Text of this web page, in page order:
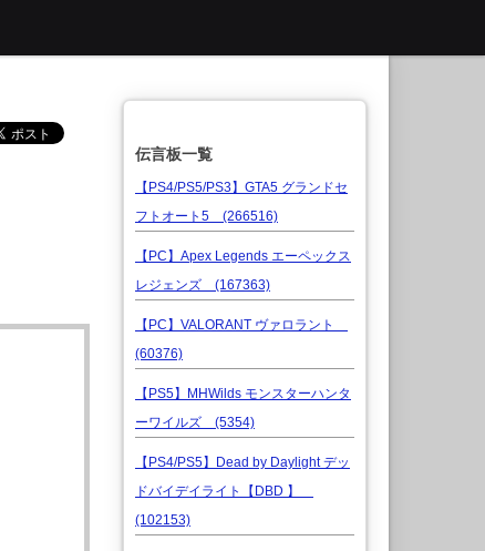
伝言板一覧
【PS4/PS5/PS3】GTA5 グランドセ
フトオート5 (266516)
【PC】Apex Legends エーペックス
レジェンズ (167363)
【PC】VALORANT ヴァロラント
(60376)
【PS5】MHWilds モンスターハンタ
ーワイルズ (5354)
【PS4/PS5】Dead by Daylight デッ
ドバイデイライト【DBD 】
(102153)